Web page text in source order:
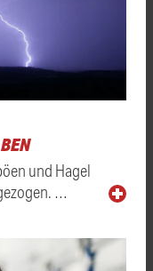
und Hagel
…